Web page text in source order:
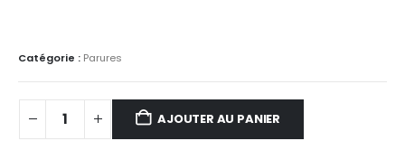
Catégorie : Parures
AJOUTER AU PANIER